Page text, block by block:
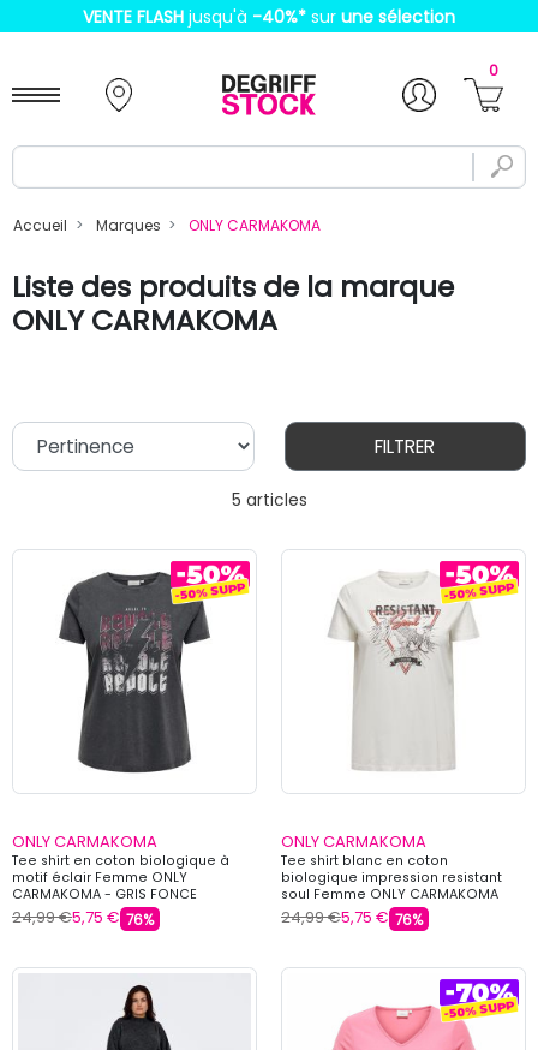
VENTE FLASH jusqu'à -40%* sur une sélection
0
Accueil Marques ONLY CARMAKOMA
Liste des produits de la marque
ONLY CARMAKOMA
5 articles
FILTRER
ONLY CARMAKOMA
Tee shirt en coton biologique à
motif éclair Femme ONLY
CARMAKOMA - GRIS FONCE
24,99 €5,75 € 76%
ONLY CARMAKOMA
Tee shirt blanc en coton
biologique impression resistant
soul Femme ONLY CARMAKOMA
24,99 €5,75 € 76%